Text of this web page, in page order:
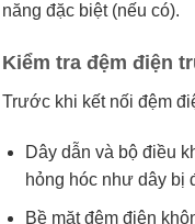
năng đặc biệt (nếu có).
Kiểm tra đệm điện
Trước khi kết nối đệm
Dây dẫn và bộ điều
hỏng hóc như dây bị
Bề mặt đệm điện